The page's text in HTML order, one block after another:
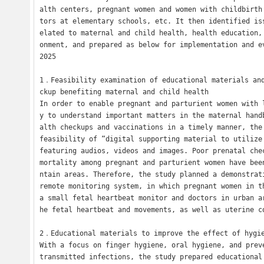
alth centers, pregnant women and women with
tors at elementary schools, etc. It then identified
elated to maternal and child health, health
onment, and prepared as below for implementation and
2025
1．Feasibility examination of educational materials
ckup benefiting maternal and child health
In order to enable pregnant and parturient women
y to understand important matters in the maternal
alth checkups and vaccinations in a timely manner, the
feasibility of “digital supporting material to utilize
featuring audios, videos and images. Poor prenatal
mortality among pregnant and parturient women have
ntain areas. Therefore, the study planned a
remote monitoring system, in which pregnant women in
a small fetal heartbeat monitor and doctors in urban
he fetal heartbeat and movements, as well as uterine
2．Educational materials to improve the effect of
With a focus on finger hygiene, oral hygiene, and
transmitted infections, the study prepared